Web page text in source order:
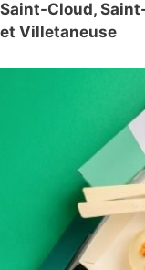
Saint-Cloud,
et Villetaneuse